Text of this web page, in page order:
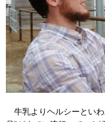
牛乳よりヘルシーとい